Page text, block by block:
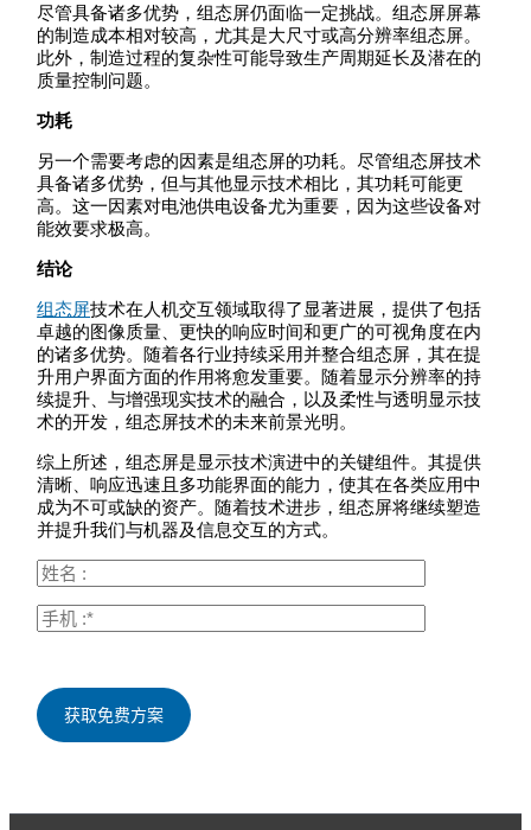
尽管具备诸多优势，组态屏仍面临一定挑战。组态屏屏幕
的制造成本相对较高，尤其是大尺寸或高分辨率组态屏。
此外，制造过程的复杂性可能导致生产周期延长及潜在的
质量控制问题。
功耗
另一个需要考虑的因素是组态屏的功耗。尽管组态屏技术
具备诸多优势，但与其他显示技术相比，其功耗可能更
高。这一因素对电池供电设备尤为重要，因为这些设备对
能效要求极高。
结论
组态屏技术在人机交互领域取得了显著进展，提供了包括
卓越的图像质量、更快的响应时间和更广的可视角度在内
的诸多优势。随着各行业持续采用并整合组态屏，其在提
升用户界面方面的作用将愈发重要。随着显示分辨率的持
续提升、与增强现实技术的融合，以及柔性与透明显示技
术的开发，组态屏技术的未来前景光明。
综上所述，组态屏是显示技术演进中的关键组件。其提供
清晰、响应迅速且多功能界面的能力，使其在各类应用中
成为不可或缺的资产。随着技术进步，组态屏将继续塑造
并提升我们与机器及信息交互的方式。